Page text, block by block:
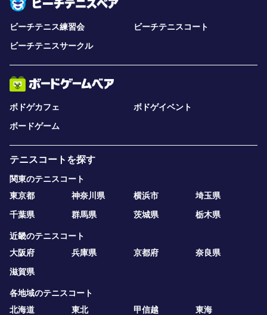
ビーチテニス練習会
ビーチテニスコート
ビーチテニスサークル
ボドゲカフェ
ボドゲイベント
ボードゲーム
テニスコートを探す
関東のテニスコート
東京都
神奈川県 横浜市
埼玉県
千葉県
群馬県 茨城県 栃木県
近畿のテニスコート
大阪府
兵庫県 京都府
奈良県
滋賀県
各地域のテニスコート
北海道
東北 甲信越
東海